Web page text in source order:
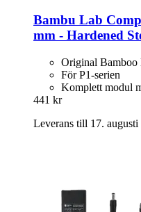
Bambu Lab
mm -​ Hardened
Original Bamboo
För P1-serien
Komplett modul
441 kr
Leverans till 17. augusti